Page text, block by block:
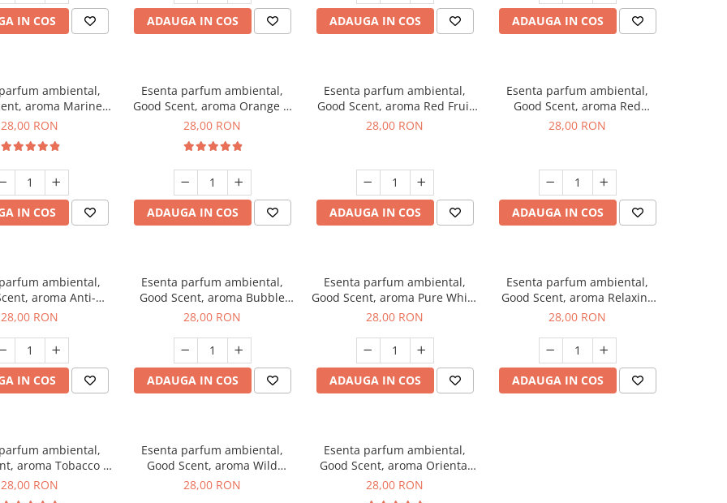
IN COS ADAUGA IN COS ADAUGA IN COS ADAUGA IN COS
ambiental,
aroma Marine
Breeze, 20 g
28,00 RON
IN COS
Esenta parfum ambiental,
Good Scent, aroma Orange &
Fresh Cinnamon, 20 g
28,00 RON
ADAUGA IN COS
Esenta parfum ambiental,
Good Scent, aroma Red Fruit
Bubble, 20 g
28,00 RON
ADAUGA IN COS
Esenta parfum ambiental,
Good Scent, aroma Red
Grapes, 20 g
28,00 RON
ADAUGA IN COS
ambiental,
aroma Anti-
Tobacco, 20 g
28,00 RON
IN COS
Esenta parfum ambiental,
Good Scent, aroma Bubble
Gum, 20 g
28,00 RON
ADAUGA IN COS
Esenta parfum ambiental,
Good Scent, aroma Pure White
Musc, 20 g
28,00 RON
ADAUGA IN COS
Esenta parfum ambiental,
Good Scent, aroma Relaxing
Lavender, 20 g
28,00 RON
ADAUGA IN COS
ambiental,
aroma Tobacco &
Vanilla, 20 g
28,00 RON
Esenta parfum ambiental,
Good Scent, aroma Wild
Sailor, 20 g
28,00 RON
Esenta parfum ambiental,
Good Scent, aroma Oriental
Amber, 20 g
28,00 RON